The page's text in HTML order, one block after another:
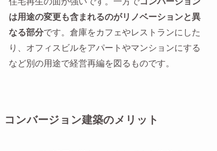
住宅再生の面が強いです。一方でコンバージョン
は用途の変更も含まれるのがリノベーションと異
なる部分です。倉庫をカフェやレストランにした
り、オフィスビルをアパートやマンションにする
など別の用途で経営再編を図るものです。
コンバージョン建築のメリット